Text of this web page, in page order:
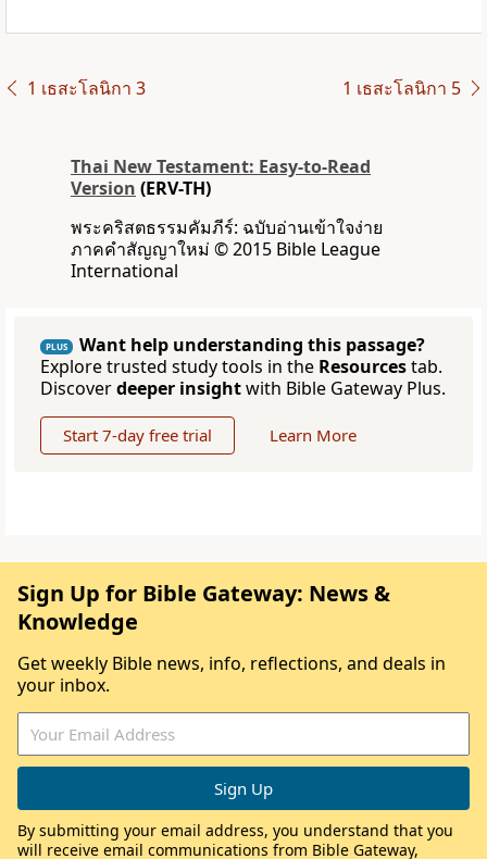
1 เธสะโลนิกา 3 1 เธสะโลนิกา 5
Thai New Testament: Easy-to-Read
Version (ERV-TH)
พระคริสตธรรมคัมภีร์: ฉบับอ่านเข้าใจง่าย
ภาคคำสัญญาใหม่ © 2015 Bible League
International
PLUS
Want help understanding this passage?
Explore trusted study tools in the Resourcestab.
Discoverdeeper insightwith Bible Gateway Plus.
Start 7-day free trial Learn More
Sign Up for Bible Gateway: News &
Knowledge
Get weekly Bible news, info, reflections, and deals in
your inbox.
By submitting your email address, you understand that you
will receive email communications from Bible Gateway,